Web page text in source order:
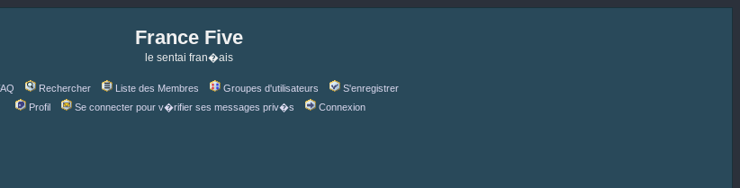
France Five
le sentai fran�ais
Rechercher Liste des Membres Groupes d'utilisateurs
S'enregistrer
Profil
Se connecter pour v�rifier ses messages priv�s Connexion